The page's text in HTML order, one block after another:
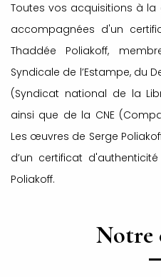
Toutes vos acquisitions à la
accompagnées d'un
Thaddée Poliakoff,
Syndicale de l’Estampe, du
(Syndicat national de la
ainsi que de la CNE
Les œuvres de Serge
d’un certificat
Poliakoff.
Notre